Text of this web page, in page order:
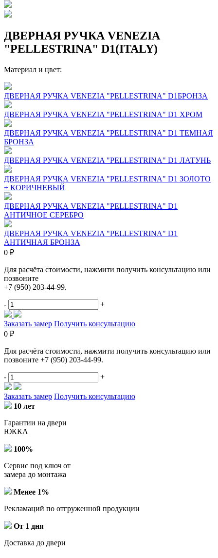
ДВЕРНАЯ РУЧКА VENEZIA
"PELLESTRINA" D1(ITALY)
Материал и цвет:
ДВЕРНАЯ РУЧКА VENEZIA "PELLESTRINA" D1БРОНЗА
ДВЕРНАЯ РУЧКА VENEZIA "PELLESTRINA" D1 ХРОМ
ДВЕРНАЯ РУЧКА VENEZIA "PELLESTRINA" D1 ТЕМНАЯ
БРОНЗА
ДВЕРНАЯ РУЧКА VENEZIA "PELLESTRINA" D1 ЛАТУНЬ
ДВЕРНАЯ РУЧКА VENEZIA "PELLESTRINA" D1 ЗОЛОТО
+ КОРИЧНЕВЫЙ
ДВЕРНАЯ РУЧКА VENEZIA "PELLESTRINA" D1
АНТИЧНОЕ СЕРЕБРО
ДВЕРНАЯ РУЧКА VENEZIA "PELLESTRINA" D1
АНТИЧНАЯ БРОНЗА
0 ₽
Для расчёта стоимости, нажмити получить консультацию или
позвоните
+7 (950) 203-44-99.
- +
Заказать замер Получить консультацию
0 ₽
Для расчёта стоимости, нажмити получить консультацию или
позвоните +7 (950) 203-44-99.
- +
Заказать замер Получить консультацию
10 лет
Гарантии на двери
ЮККА
100%
Сервис под ключ от
замера до монтажа
Менее 1%
Рекламаций по отгруженной продукции
От 1 дня
Доставка до двери